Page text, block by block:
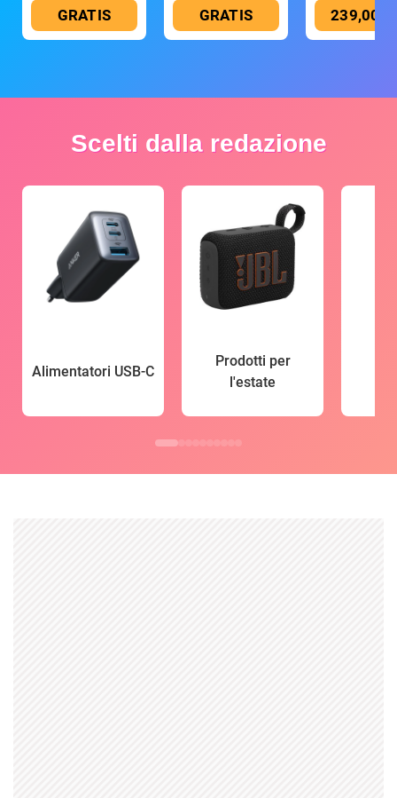
GRATIS GRATIS 239,00 €
Scelti dalla redazione
Alimentatori USB-C
Prodotti per
l'estate